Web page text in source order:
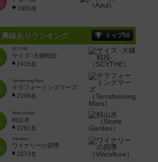
1903名
興味ありランキング トップ50
SCYTHE
サイズ -大鎌戦役-
2415名
Terraforming Mars
テラフォーミングマーズ
2396名
Stone Garden
枯山水
2281名
Viticulture
ワイナリーの四季
2273名